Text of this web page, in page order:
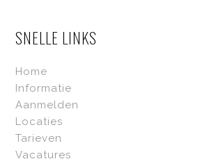
SNELLE LINKS
Home
Informatie
Aanmelden
Locaties
Tarieven
Vacatures